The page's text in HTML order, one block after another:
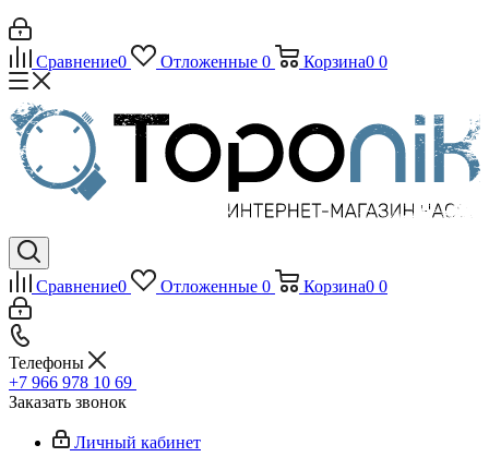
Сравнение0 Отложенные 0 Корзина0 0
Сравнение0 Отложенные 0 Корзина0 0
Телефоны
+7 966 978 10 69
Заказать звонок
Личный кабинет